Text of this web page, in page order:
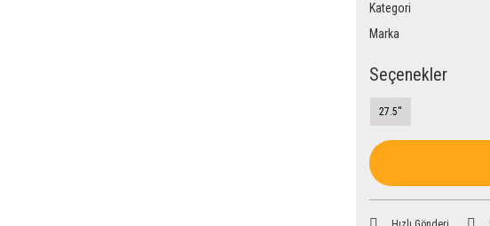
Kategori
Marka
Seçenekler
27.5''